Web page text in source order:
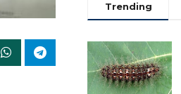
Trending